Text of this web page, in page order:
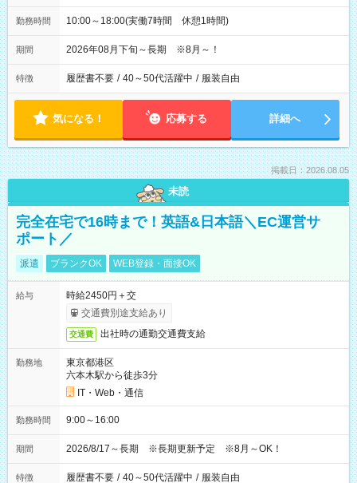
勤務時間 10:00～18:00(実働7時間 休憩1時間)
期間 2026年08月下旬～長期 ※8月～！
特徴 履歴書不要 / 40～50代活躍中 / 服装自由
気になる！ 応募する 詳細へ
掲載日：2026.08.05
未読
完全在宅で16時まで！英語&日本語＼EC運営サ
ポート／
派遣 ブランクOK WEB登録・面接OK
給与
時給2450円＋交
交通費別途支給あり
交通費 出社時の通勤交通費支給
勤務地
東京都港区
六本木駅から徒歩3分
IT・Web・通信
勤務時間 9:00～16:00
期間 2026/8/17～長期 ※長期更新予定 ※8月～OK！
特徴 履歴書不要 / 40～50代活躍中 / 服装自由